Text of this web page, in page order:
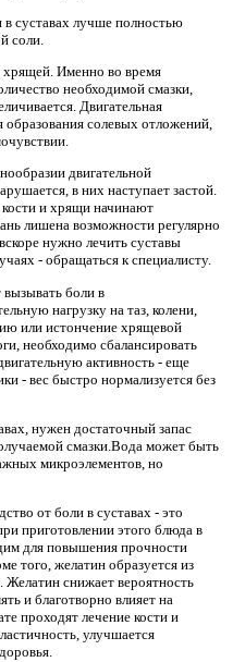
суставах лучше полностью
соли.
хрящей. Именно во время
необходимой смазки,
Двигательная
образования солевых отложений,
двигательной
в них наступает застой.
кости и хрящи начинают
лишена возможности регулярно
нужно лечить суставы
- обращаться к специалисту.
боли в
нагрузку на таз, колени,
или истончение хрящевой
необходимо сбалансировать
активность - еще
- вес быстро нормализуется без
нужен достаточный запас
смазки.Вода может быть
микроэлементов, но
от боли в суставах - это
приготовлении этого блюда в
для повышения прочности
того, желатин образуется из
Желатин снижает вероятность
и благотворно влияет на
проходят лечение кости и
улучшается